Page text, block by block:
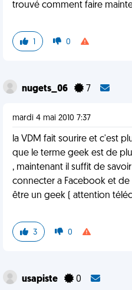
trouvé comment faire
1 0
nugets_06 7
mardi 4 mai 2010 7:37
la VDM fait sourire et c'est
que le terme geek est de
, maintenant il suffit de
connecter a Facebook et
être un geek ( attention
3 0
usapiste 0